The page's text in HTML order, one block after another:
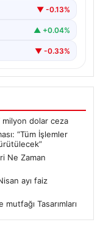
yeni bir
kabul…
▼ -0.13%
▲ +0.04%
▼ -0.33%
milyon dolar ceza
“Tüm İşlemler
Ne Zaman
ayı faiz
Tasarımları